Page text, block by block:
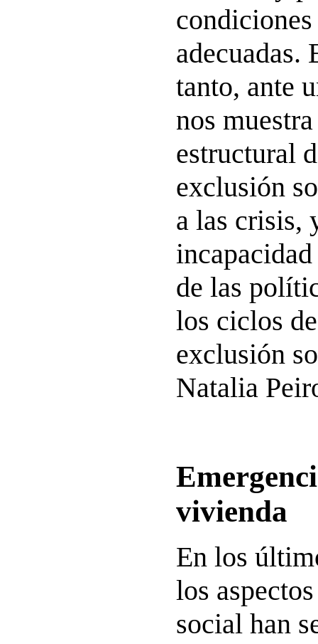
adecuadas.
tanto, ante
nos
estructural
exclusión
a las crisis,
de las
los ciclos
exclusión
Natalia
vivienda
En los
los
social han